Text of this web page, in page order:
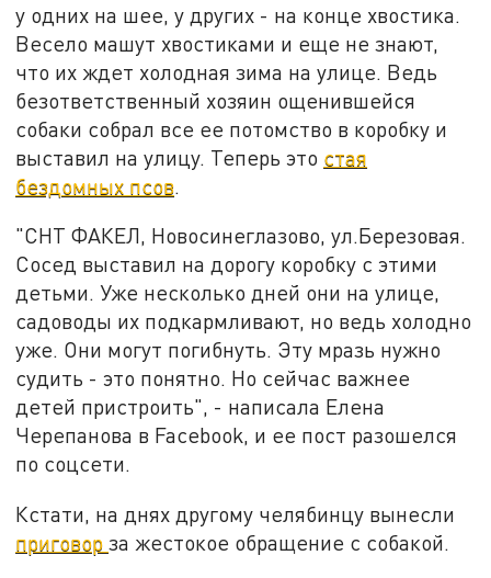
у одних на шее, у других - на конце хвостика.
Весело машут хвостиками и еще не знают,
что их ждет холодная зима на улице. Ведь
безответственный хозяин ощенившейся
собаки собрал все ее потомство в коробку и
выставил на улицу. Теперь это стая
бездомных псов.
"СНТ ФАКЕЛ, Новосинеглазово, ул.Березовая.
Сосед выставил на дорогу коробку с этими
детьми. Уже несколько дней они на улице,
садоводы их подкармливают, но ведь холодно
уже. Они могут погибнуть. Эту мразь нужно
судить - это понятно. Но сейчас важнее
детей пристроить", - написала Елена
Черепанова в Facebook, и ее пост разошелся
по соцсети.
Кстати, на днях другому челябинцу вынесли
приговорза жестокое обращение с собакой.